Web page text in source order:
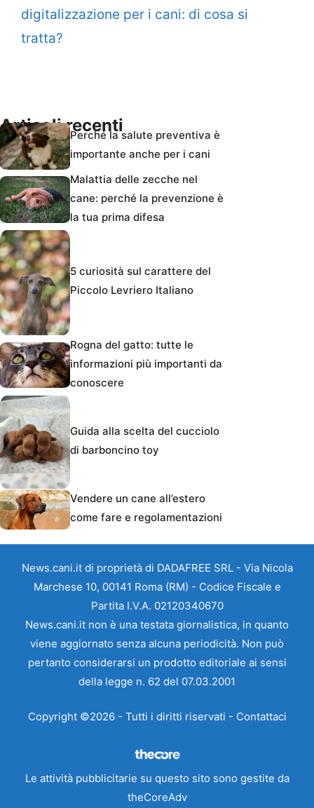
digitalizzazione per i cani: di cosa si
tratta?
Articoli recentiPerché la salute preventiva è
importante anche per i cani
Malattia delle zecche nel
cane: perché la prevenzione è
la tua prima difesa
5 curiosità sul carattere del
Piccolo Levriero Italiano
Rogna del gatto: tutte le
informazioni più importanti da
conoscere
Guida alla scelta del cucciolo
di barboncino toy
Vendere un cane all’estero
come fare e regolamentazioni
News.cani.it di proprietà di DADAFREE SRL - Via Nicola
Marchese 10, 00141 Roma (RM) - Codice Fiscale e
Partita I.V.A. 02120340670
News.cani.it non è una testata giornalistica, in quanto
viene aggiornato senza alcuna periodicità. Non può
pertanto considerarsi un prodotto editoriale ai sensi
della legge n. 62 del 07.03.2001
Copyright ©2026 - Tutti i diritti riservati - Contattaci
Le attività pubblicitarie su questo sito sono gestite da
theCoreAdv